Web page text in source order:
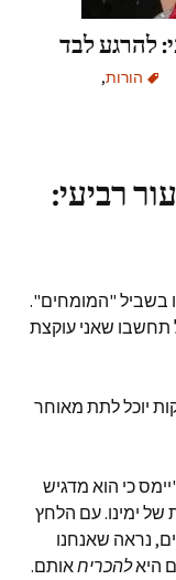
להרגע לבד
הורות,
רביעי:
בשביל "המומחים".
שאני עוקצת
יוכל לתת מאוחר
כי הוא מדגיש
של ימינו. עם הלחץ
נראה שאנחנו
היאלהכריחאותם.